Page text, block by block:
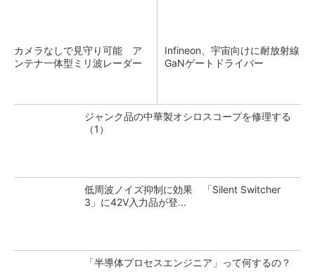
カメラなしで見守り可能 ア
ンテナ一体型ミリ波レーダー
Infineon、宇宙向けに耐放射線
GaNゲートドライバー
ジャンク品の中華製オシロスコープを修理する
（1）
低周波ノイズ抑制に効果 「Silent Switcher
3」に42V入力品が登...
「半導体プロセスエンジニア」って何するの？